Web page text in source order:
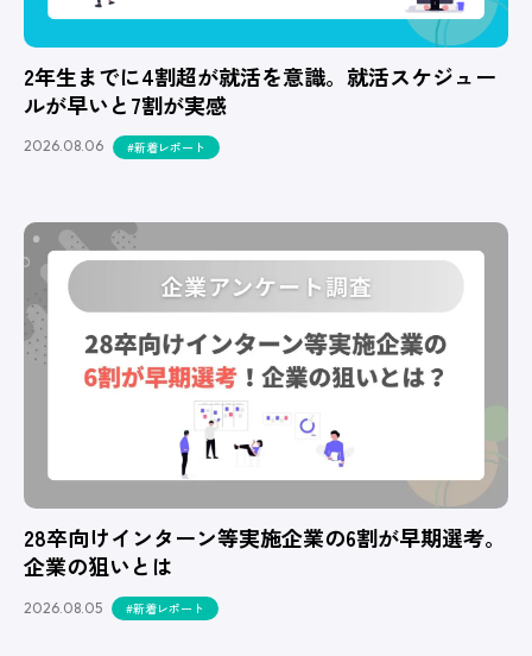
2年生までに4割超が就活を意識。就活スケジュー
ルが早いと7割が実感
2026.08.06 #新着レポート
28卒向けインターン等実施企業の6割が早期選考。
企業の狙いとは
2026.08.05 #新着レポート